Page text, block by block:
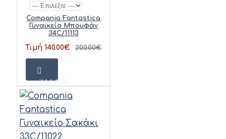
Compania Fantastica
Γυναικείο Μπουφάν
34C/11113
Τιμή 140.00€ 200.00€
ΚΑΛΆΘΙ